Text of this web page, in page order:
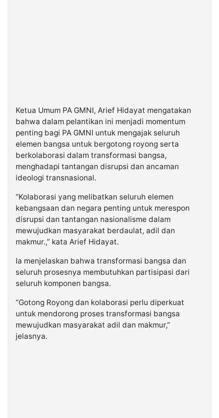
Ketua Umum PA GMNI, Arief Hidayat mengatakan
bahwa dalam pelantikan ini menjadi momentum
penting bagi PA GMNI untuk mengajak seluruh
elemen bangsa untuk bergotong royong serta
berkolaborasi dalam transformasi bangsa,
menghadapi tantangan disrupsi dan ancaman
ideologi transnasional.
“Kolaborasi yang melibatkan seluruh elemen
kebangsaan dan negara penting untuk merespon
disrupsi dan tantangan nasionalisme dalam
mewujudkan masyarakat berdaulat, adil dan
makmur.,” kata Arief Hidayat.
Ia menjelaskan bahwa transformasi bangsa dan
seluruh prosesnya membutuhkan partisipasi dari
seluruh komponen bangsa.
“Gotong Royong dan kolaborasi perlu diperkuat
untuk mendorong proses transformasi bangsa
mewujudkan masyarakat adil dan makmur,”
jelasnya.